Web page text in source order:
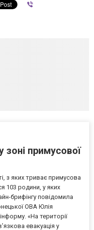
зоні примусової
з яких триває примусова
103 родини, у яких
брифінгу повідомила
ОВА Юлія
«На території
евакуація у